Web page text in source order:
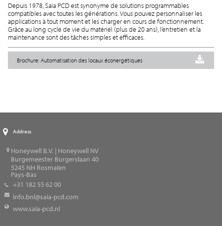
Depuis 1978, Saia PCD est synonyme de solutions programmables
compatibles avec toutes les générations. Vous pouvez personnaliser les
applications à tout moment et les charger en cours de fonctionnement.
Grâce au long cycle de vie du matériel (plus de 20 ans), l’entretien et la
maintenance sont des tâches simples et efficaces.
Brochure: Automatisation des locaux éconergétiques
Address
Honeywell B.V. | Honeywell NV
Burgemeester Burgerslaan 40
5245 NH Rosmalen
Pays-Bas
+31 182 55 62 00
info.bnl@saia-pcd.com
www.saia-pcd.nl